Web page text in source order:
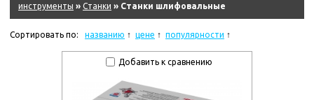
инструменты » Станки » Станки шлифовальные
Сортировать по: названию цене популярности
Добавить к сравнению